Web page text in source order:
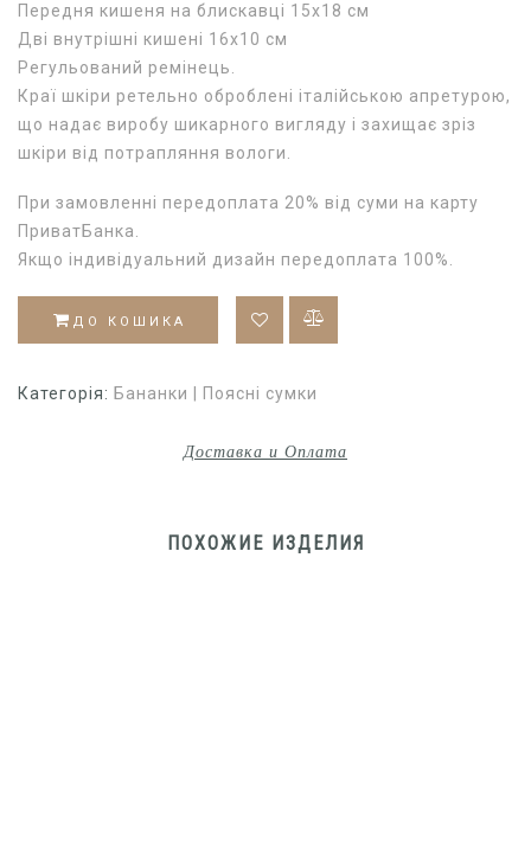
Передня кишеня на блискавці 15х18 см
Дві внутрішні кишені 16х10 см
Регульований ремінець.
Краї шкіри ретельно оброблені італійською апретурою,
що надає виробу шикарного вигляду і захищає зріз
шкіри від потрапляння вологи.
При замовленні передоплата 20% від суми на карту
ПриватБанка.
Якщо індивідуальний дизайн передоплата 100%.
ДО КОШИКА
Категорія: Бананки | Поясні сумки
Доставка и Оплата
ПОХОЖИЕ ИЗДЕЛИЯ